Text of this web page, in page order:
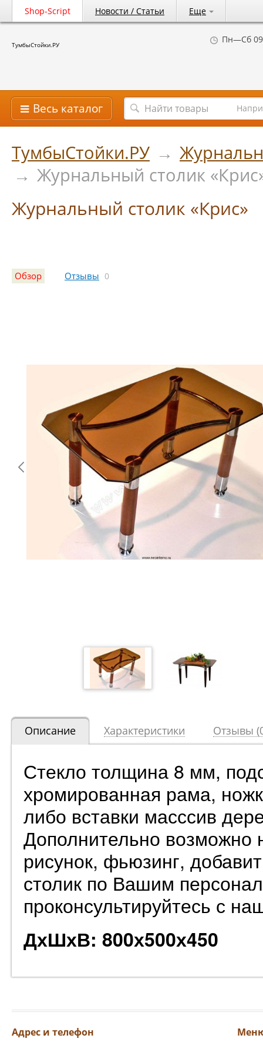
Shop-Script Новости / Статьи Еще
ТумбыСтойки.РУ Пн—Сб
Весь каталог
ТумбыСтойки.РУ →
→ Журнальный столик
Журнальный столик «Крис»
Обзор Отзывы 0
Описание Характеристики Отзывы
Стекло толщина 8 мм,
хромированная рама,
либо вставки масссив
Дополнительно возможно
рисунок, фьюзинг,
столик по Вашим
проконсультируйтесь с
ДхШхВ: 800х500х450
Адрес и телефон